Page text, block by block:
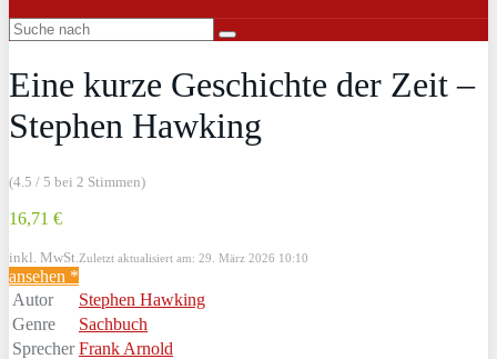
Eine kurze Geschichte der Zeit –
Stephen Hawking
(4.5 / 5 bei 2 Stimmen)
16,71 €
inkl. MwSt. Zuletzt aktualisiert am: 29. März 2026 10:10
ansehen *
Autor
Stephen Hawking
Genre
Sachbuch
Sprecher Frank Arnold